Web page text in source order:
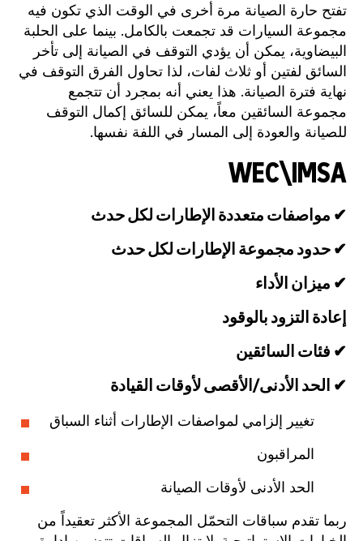
تفتح حارة الصيانة مرة أخرى في الوقت الذي تكون فيه
مجموعة السيارات قد تجمعت بالكامل. بينما على الحلبة
البيضاوية، يمكن أن يؤدي التوقف في الصيانة إلى تأخر
السائق لفتين أو ثلاث لفات، لذا تحاول الفرق التوقف في
نهاية فترة الصيانة. هذا يعني أنه بمجرد أن تتجمع
مجموعة السائقين معاً، يمكن للسائق إكمال التوقف
للصيانة والعودة إلى المسار في اللفة نفسها.
WEC\IMSA
✔ مواصفات متعددة الإطارات لكل حدث
✔ حدود مجموعة الإطارات لكل حدث
✔ ميزان الأداء
إعادة التزود بالوقود
✔ فئات السائقين
✔ الحد الأدنى/الأقصى لأوقات القيادة
تغيير إلزامي لمواصفات الإطارات أثناء السباق
المراقبون
الحد الأدنى لأوقات الصيانة
ربما تقدم سباقات التحمّل المجموعة الأكثر تعقيداً من